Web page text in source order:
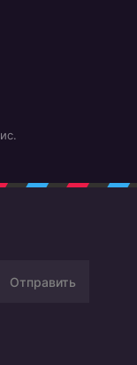
Отправить